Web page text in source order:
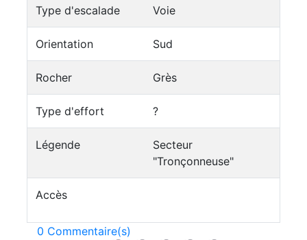
Type d'escalade Voie
Orientation Sud
Rocher Grès
Type d'effort ?
Légende
Secteur
"Tronçonneuse"
Accès
0 Commentaire(s)